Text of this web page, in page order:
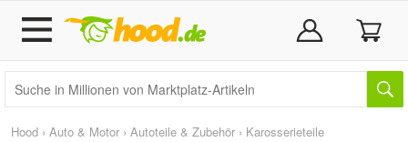
Hood › Auto & Motor › Autoteile & Zubehör › Karosserieteile